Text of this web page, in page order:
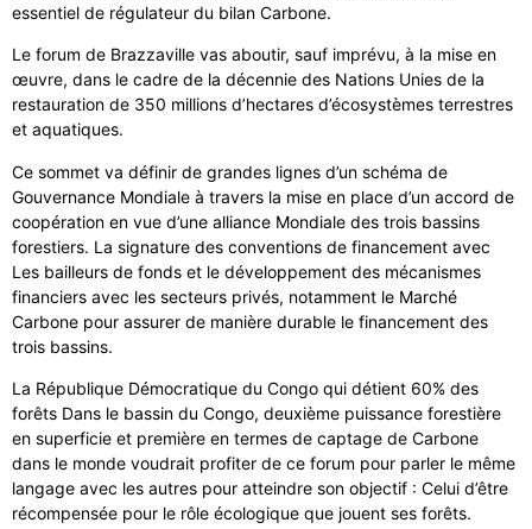
essentiel de régulateur du bilan Carbone.
Le forum de Brazzaville vas aboutir, sauf imprévu, à la mise en
œuvre, dans le cadre de la décennie des Nations Unies de la
restauration de 350 millions d’hectares d’écosystèmes terrestres
et aquatiques.
Ce sommet va définir de grandes lignes d’un schéma de
Gouvernance Mondiale à travers la mise en place d’un accord de
coopération en vue d’une alliance Mondiale des trois bassins
forestiers. La signature des conventions de financement avec
Les bailleurs de fonds et le développement des mécanismes
financiers avec les secteurs privés, notamment le Marché
Carbone pour assurer de manière durable le financement des
trois bassins.
La République Démocratique du Congo qui détient 60% des
forêts Dans le bassin du Congo, deuxième puissance forestière
en superficie et première en termes de captage de Carbone
dans le monde voudrait profiter de ce forum pour parler le même
langage avec les autres pour atteindre son objectif : Celui d’être
récompensée pour le rôle écologique que jouent ses forêts.